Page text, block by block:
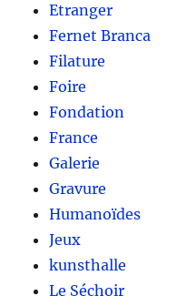
Etranger
Fernet Branca
Filature
Foire
Fondation
France
Galerie
Gravure
Humanoïdes
Jeux
kunsthalle
Le Séchoir